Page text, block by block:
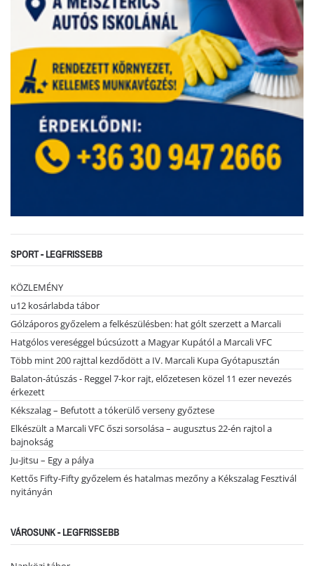
SPORT - LEGFRISSEBB
KÖZLEMÉNY
u12 kosárlabda tábor
Gólzáporos győzelem a felkészülésben: hat gólt szerzett a Marcali
Hatgólos vereséggel búcsúzott a Magyar Kupától a Marcali VFC
Több mint 200 rajttal kezdődött a IV. Marcali Kupa Gyótapusztán
Balaton-átúszás - Reggel 7-kor rajt, előzetesen közel 11 ezer nevezés
érkezett
Kékszalag – Befutott a tókerülő verseny győztese
Elkészült a Marcali VFC őszi sorsolása – augusztus 22-én rajtol a
bajnokság
Ju-Jitsu – Egy a pálya
Kettős Fifty-Fifty győzelem és hatalmas mezőny a Kékszalag Fesztivál
nyitányán
VÁROSUNK - LEGFRISSEBB